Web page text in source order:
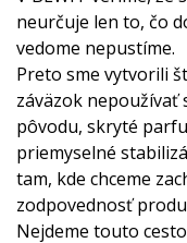
neurčuje len to, čo
vedome nepustíme.
Preto sme vytvorili
záväzok nepoužívať
pôvodu, skryté
priemyselné
tam, kde chceme
zodpovednosť
Nejdeme touto